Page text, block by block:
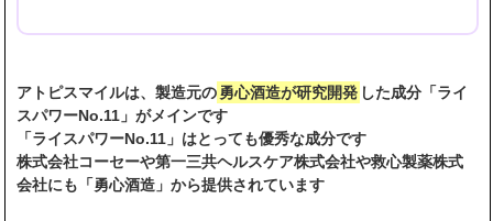
アトピスマイルは、製造元の勇心酒造が研究開発 した成分「ライ
スパワーNo.11」がメインです
「ライスパワーNo.11」はとっても優秀な成分です
株式会社コーセーや第一三共ヘルスケア株式会社や救心製薬株式
会社にも「勇心酒造」から提供されています